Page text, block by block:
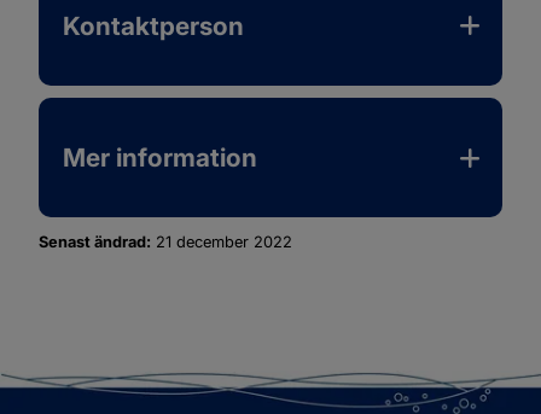
Kontaktperson
Mer information
Senast ändrad: 21 december 2022